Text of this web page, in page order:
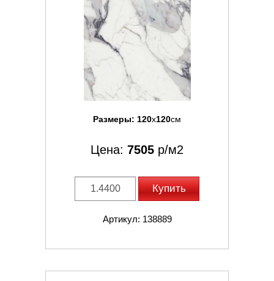
Размеры: 120x120см
Цена: 7505 р/м2
Купить
Артикул: 138889